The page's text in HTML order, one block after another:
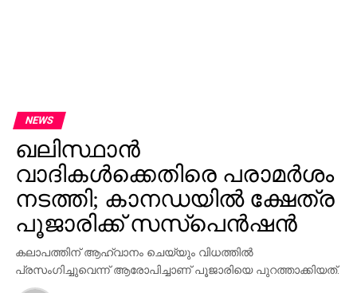
NEWS
ഖലിസ്ഥാന്‍
വാദികള്‍ക്കെതിരെ പരാമര്‍ശം
നടത്തി; കാനഡയില്‍ ക്ഷേത്ര
പൂജാരിക്ക് സസ്‌പെന്‍ഷന്‍
കലാപത്തിന് ആഹ്വാനം ചെയ്യും വിധത്തില്‍
പ്രസംഗിച്ചുവെന്ന് ആരോപിച്ചാണ് പൂജാരിയെ പുറത്താക്കിയത്.